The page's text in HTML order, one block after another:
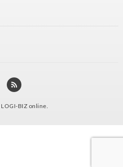
LOGI-BIZ online